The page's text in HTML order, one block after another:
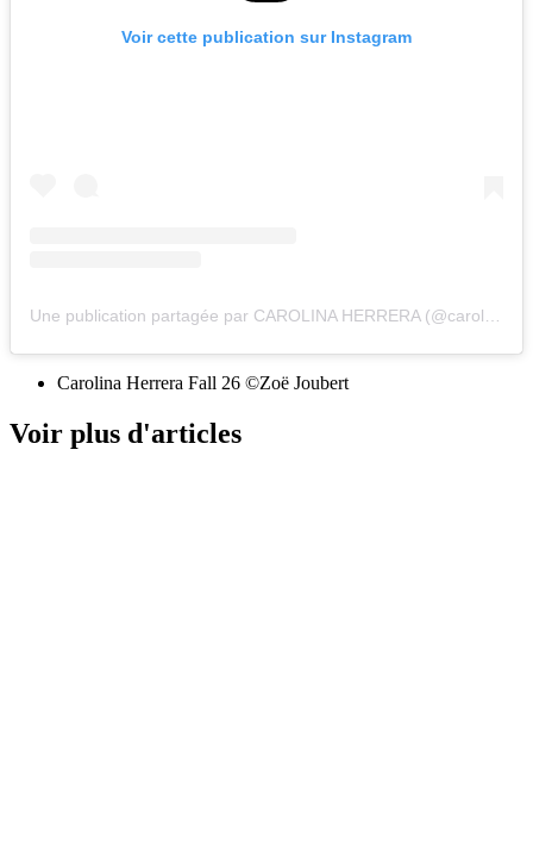
Voir cette publication sur Instagram
Carolina Herrera Fall 26 ©Zoë Joubert
Voir plus d'articles